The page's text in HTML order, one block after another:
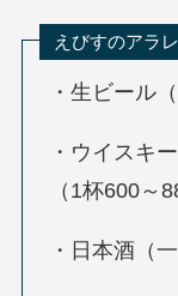
えびすのアラ
・生ビール
・ウイスキ
（1杯600～
・日本酒（